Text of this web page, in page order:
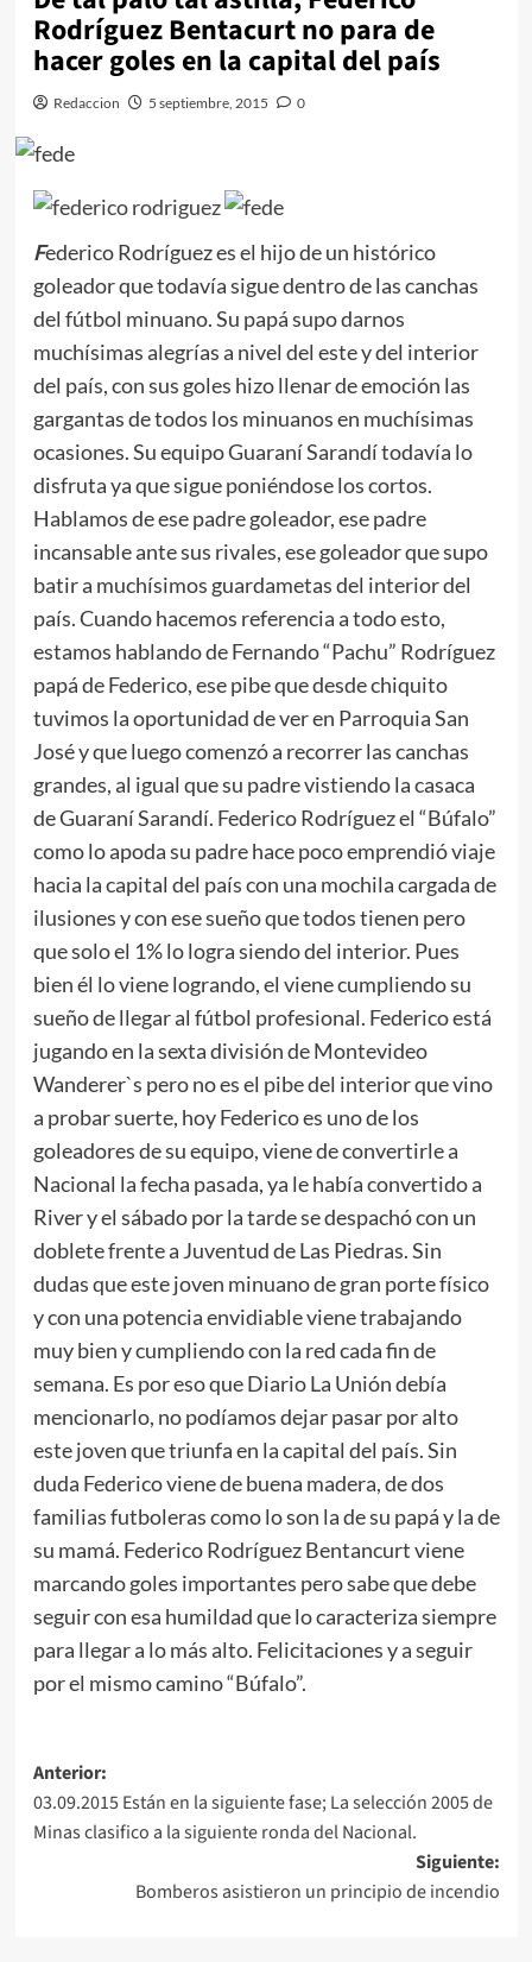
Rodríguez Bentacurt no para de
hacer goles en la capital del país
Redaccion 5 septiembre, 2015 0
Federico Rodríguez es el hijo de un histórico
goleador que todavía sigue dentro de las canchas
del fútbol minuano. Su papá supo darnos
muchísimas alegrías a nivel del este y del interior
del país, con sus goles hizo llenar de emoción las
gargantas de todos los minuanos en muchísimas
ocasiones. Su equipo Guaraní Sarandí todavía lo
disfruta ya que sigue poniéndose los cortos.
Hablamos de ese padre goleador, ese padre
incansable ante sus rivales, ese goleador que supo
batir a muchísimos guardametas del interior del
país. Cuando hacemos referencia a todo esto,
estamos hablando de Fernando “Pachu” Rodríguez
papá de Federico, ese pibe que desde chiquito
tuvimos la oportunidad de ver en Parroquia San
José y que luego comenzó a recorrer las canchas
grandes, al igual que su padre vistiendo la casaca
de Guaraní Sarandí. Federico Rodríguez el “Búfalo”
como lo apoda su padre hace poco emprendió viaje
hacia la capital del país con una mochila cargada de
ilusiones y con ese sueño que todos tienen pero
que solo el 1% lo logra siendo del interior. Pues
bien él lo viene logrando, el viene cumpliendo su
sueño de llegar al fútbol profesional. Federico está
jugando en la sexta división de Montevideo
Wanderer`s pero no es el pibe del interior que vino
a probar suerte, hoy Federico es uno de los
goleadores de su equipo, viene de convertirle a
Nacional la fecha pasada, ya le había convertido a
River y el sábado por la tarde se despachó con un
doblete frente a Juventud de Las Piedras. Sin
dudas que este joven minuano de gran porte físico
y con una potencia envidiable viene trabajando
muy bien y cumpliendo con la red cada fin de
semana. Es por eso que Diario La Unión debía
mencionarlo, no podíamos dejar pasar por alto
este joven que triunfa en la capital del país. Sin
duda Federico viene de buena madera, de dos
familias futboleras como lo son la de su papá y la de
su mamá. Federico Rodríguez Bentancurt viene
marcando goles importantes pero sabe que debe
seguir con esa humildad que lo caracteriza siempre
para llegar a lo más alto. Felicitaciones y a seguir
por el mismo camino “Búfalo”.
Navegación
de
entradas
Anterior:
03.09.2015 Están en la siguiente fase; La selección 2005 de
Minas clasifico a la siguiente ronda del Nacional.
Siguiente:
Bomberos asistieron un principio de incendio